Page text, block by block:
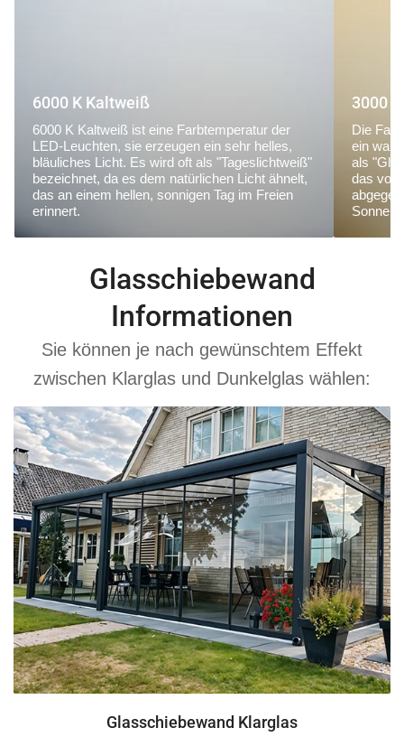
6000 K Kaltweiß
6000 K Kaltweiß ist eine Farbtemperatur der
LED-Leuchten, sie erzeugen ein sehr helles,
bläuliches Licht. Es wird oft als "Tageslichtweiß"
bezeichnet, da es dem natürlichen Licht ähnelt,
das an einem hellen, sonnigen Tag im Freien
erinnert.
3000
Die
ein
als
das von
Glasschiebewand
Informationen
Sie können je nach gewünschtem Effekt
zwischen Klarglas und Dunkelglas wählen:
Glasschiebewand Klarglas